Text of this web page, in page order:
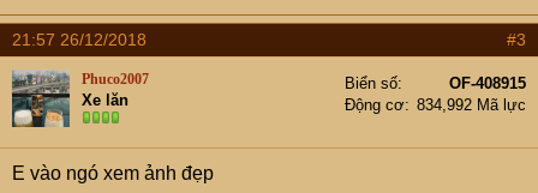
21:57 26/12/2018 #3
Phuco2007
Xe lăn
Biển số
OF-408915
Động cơ
834,992 Mã lực
E vào ngó xem ảnh đẹp